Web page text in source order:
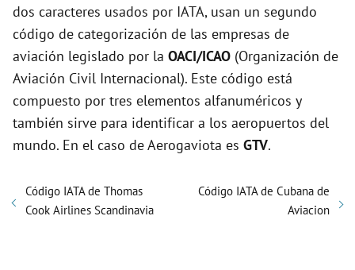
dos caracteres usados por IATA, usan un segundo
código de categorización de las empresas de
aviación legislado por la OACI/ICAO (Organización de
Aviación Civil Internacional). Este código está
compuesto por tres elementos alfanuméricos y
también sirve para identificar a los aeropuertos del
mundo. En el caso de Aerogaviota es GTV.
Código IATA de Thomas
Cook Airlines Scandinavia
Código IATA de Cubana de
Aviacion